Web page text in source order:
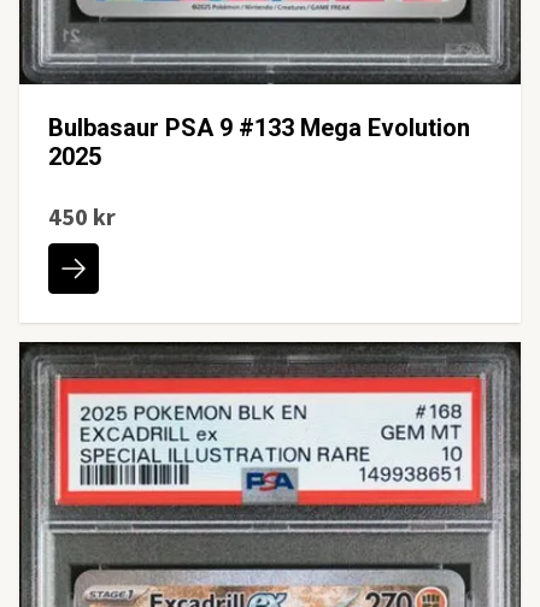
Bulbasaur PSA 9 #133 Mega Evolution
2025
450 kr